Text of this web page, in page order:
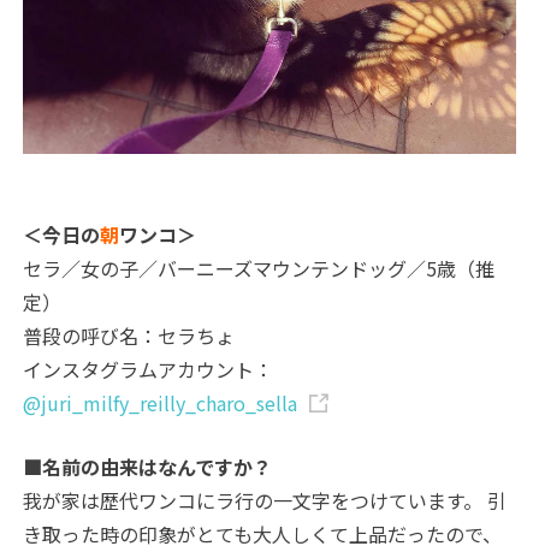
＜今日の朝ワンコ＞
セラ／女の子／バーニーズマウンテンドッグ／5歳（推
定）
普段の呼び名：セラちょ
インスタグラムアカウント：
@juri_milfy_reilly_charo_sella
■名前の由来はなんですか？
我が家は歴代ワンコにラ行の一文字をつけています。 引
き取った時の印象がとても大人しくて上品だったので、